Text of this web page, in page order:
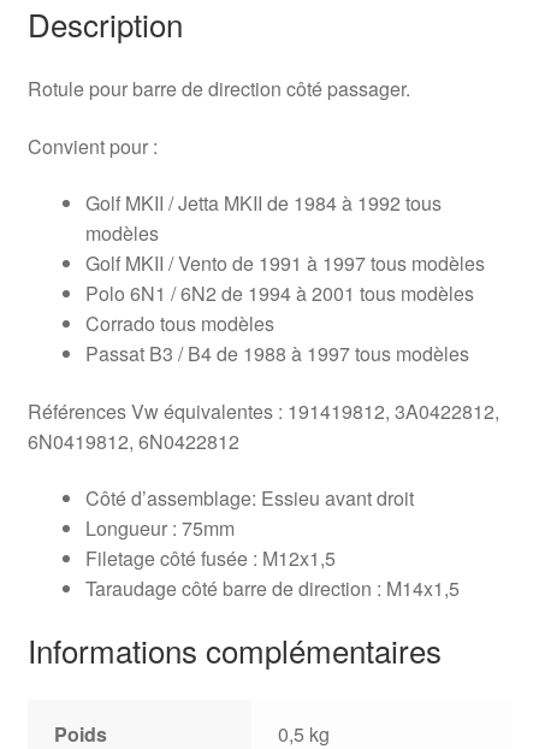
Description
Rotule pour barre de direction côté passager.
Convient pour :
Golf MKII / Jetta MKII de 1984 à 1992 tous
modèles
Golf MKII / Vento de 1991 à 1997 tous modèles
Polo 6N1 / 6N2 de 1994 à 2001 tous modèles
Corrado tous modèles
Passat B3 / B4 de 1988 à 1997 tous modèles
Références Vw équivalentes : 191419812, 3A0422812,
6N0419812, 6N0422812
Côté d’assemblage: Essieu avant droit
Longueur : 75mm
Filetage côté fusée : M12x1,5
Taraudage côté barre de direction : M14x1,5
Informations complémentaires
Poids 0,5 kg